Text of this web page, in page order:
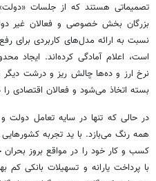
تصمیماتی هستند که از جلسات
بزرگان بخش خصوصی و فعالان غیر
نسبت به ارائه مدل‌های کاربردی برای
است، اعلام آمادگی کرده‌اند. ایجاد
نرخ ارز و ده‌ها چالش ریز و درشت
بسته اتخاذ می‌شود و فعالان اقتصادی
در حالی که تنها در سایه تعامل
همه رنگ می‌بازد. با ید تجربه
کسب و کار خود را در مواقع بروز بحران
با پرداخت یارانه و تسهیلات بانکی